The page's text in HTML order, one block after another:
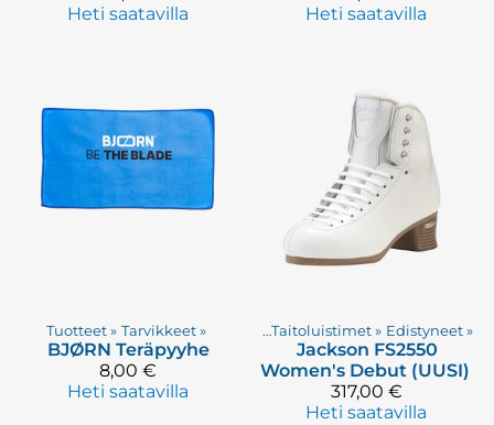
Heti saatavilla
Heti saatavilla
Tuotteet ‪» Tarvikkeet ‪»
BJØRN Teräpyyhe
8,00 €
Heti saatavilla
Tuotteet ‪» Taitoluistimet ‪» Edistyneet ‪»
Jackson FS2550
Women's Debut (UUSI)
317,00 €
Heti saatavilla